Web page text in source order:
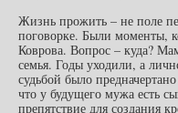
Жизнь прожить – не поле
поговорке. Были моменты,
Коврова. Вопрос – куда?
семья. Годы уходили, а
судьбой было
что у будущего мужа есть
препятствие для создания